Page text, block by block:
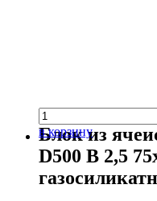
в корзину
Блок из
D500 В 2,5